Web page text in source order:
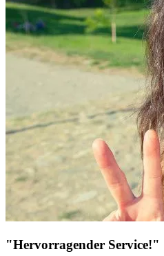
"Hervorragender Service!"